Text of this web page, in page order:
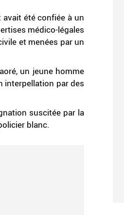
été confiée à un
médico-légales
et menées par un
un jeune homme
interpellation par des
suscitée par la
blanc.